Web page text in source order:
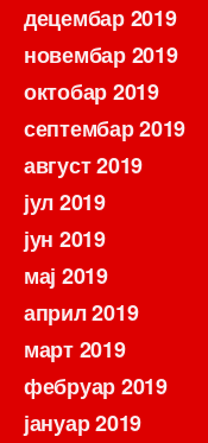
децембар 2019
новембар 2019
октобар 2019
септембар 2019
август 2019
јул 2019
јун 2019
мај 2019
април 2019
март 2019
фебруар 2019
јануар 2019